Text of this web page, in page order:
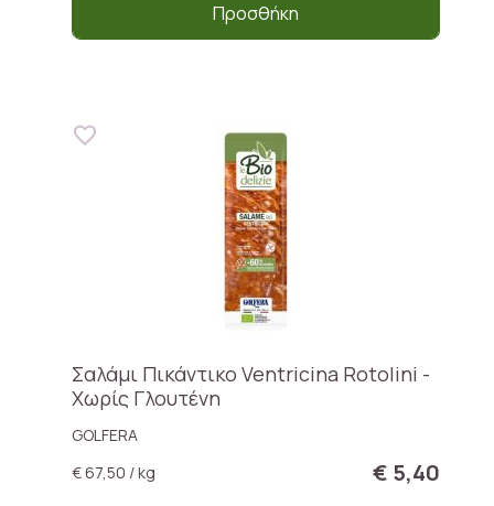
Προσθήκη
Σαλάμι Πικάντικο Ventricina Rotolini -
Χωρίς Γλουτένη
GOLFERA
€ 67,50 / kg
€ 5,40